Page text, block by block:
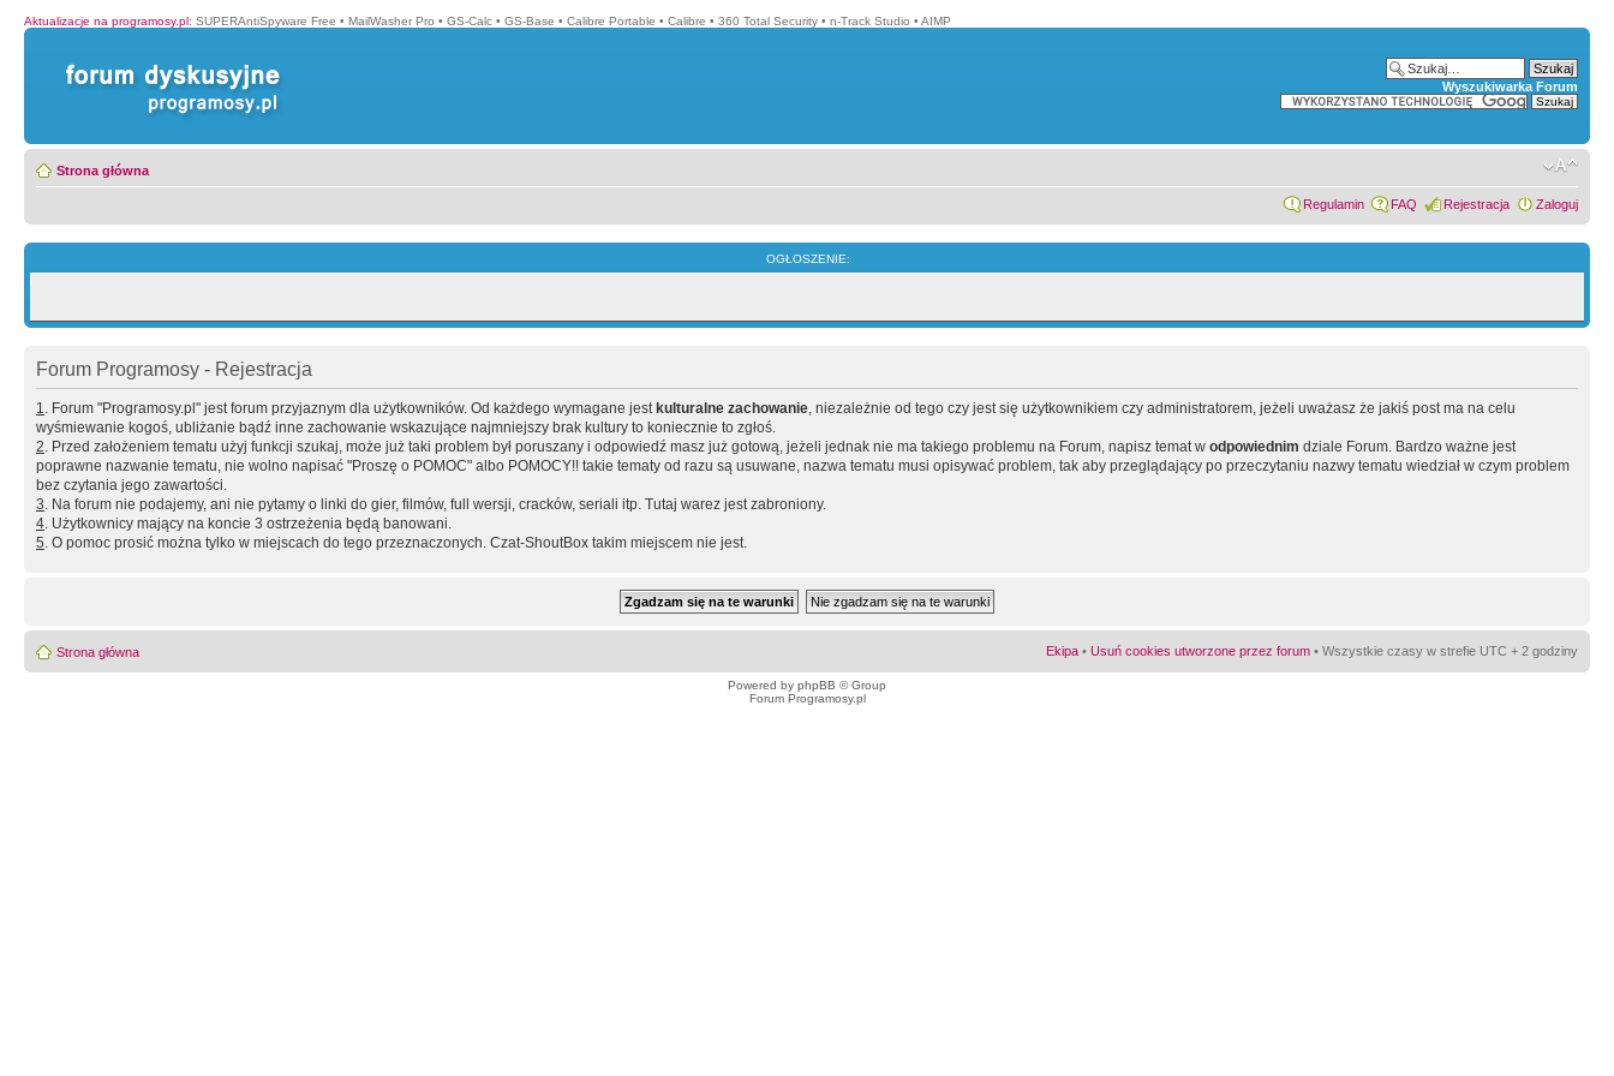
Aktualizacje na programosy.pl: SUPERAntiSpyware Free • MailWasher Pro • GS-Calc • GS-Base • Calibre Portable • Calibre • 360 Total Security • n-Track Studio • AIMP
Wyszukiwarka Forum
Strona główna
Regulamin FAQ Rejestracja Zaloguj
OGŁOSZENIE:
Forum Programosy - Rejestracja
1. Forum "Programosy.pl" jest forum przyjaznym dla użytkowników. Od każdego wymagane jest kulturalne zachowanie, niezależnie od tego czy jest się użytkownikiem czy administratorem, jeżeli uważasz że jakiś post ma na celu
wyśmiewanie kogoś, ubliżanie bądź inne zachowanie wskazujące najmniejszy brak kultury to koniecznie to zgłoś.
2. Przed założeniem tematu użyj funkcji szukaj, może już taki problem był poruszany i odpowiedź masz już gotową, jeżeli jednak nie ma takiego problemu na Forum, napisz temat w odpowiednim dziale Forum. Bardzo ważne jest
poprawne nazwanie tematu, nie wolno napisać "Proszę o POMOC" albo POMOCY!! takie tematy od razu są usuwane, nazwa tematu musi opisywać problem, tak aby przeglądający po przeczytaniu nazwy tematu wiedział w czym problem
bez czytania jego zawartości.
3. Na forum nie podajemy, ani nie pytamy o linki do gier, filmów, full wersji, cracków, seriali itp. Tutaj warez jest zabroniony.
4. Użytkownicy mający na koncie 3 ostrzeżenia będą banowani.
5. O pomoc prosić można tylko w miejscach do tego przeznaczonych. Czat-ShoutBox takim miejscem nie jest.
Strona główna Ekipa • Usuń cookies utworzone przez forum • Wszystkie czasy w strefie UTC + 2 godziny
Powered by phpBB © Group
Forum Programosy.pl